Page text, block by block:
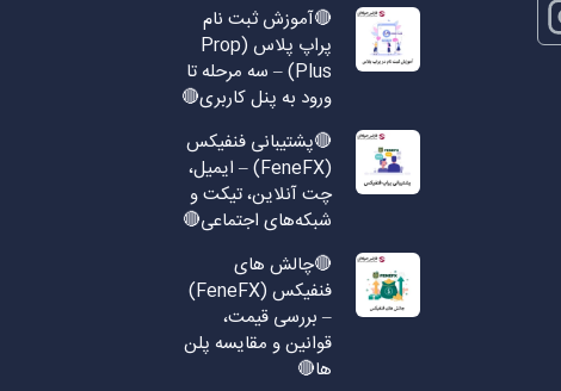
🔴آموزش ثبت نام
پراپ پلاس (Prop
Plus) – سه مرحله تا
ورود به پنل کاربری🔴
🔴پشتیبانی فنفیکس
(FeneFX) – ایمیل،
چت آنلاین، تیکت و
شبکه‌های اجتماعی🔴
🔴چالش های
فنفیکس (FeneFX)
– بررسی قیمت،
قوانین و مقایسه پلن
ها🔴